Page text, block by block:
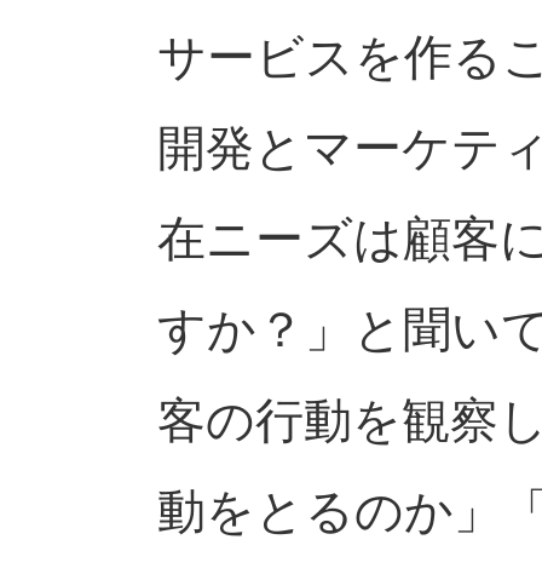
サービスを作る
開発とマーケテ
在ニーズは顧客
すか？」と聞い
客の行動を観察
動をとるのか」